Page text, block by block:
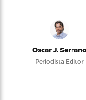
Oscar J. Serrano
Periodista Editor